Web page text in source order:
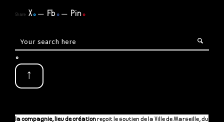
Share X. Fb. Pin.
.
↑
la compagnie, lieu de créationreçoit le soutien de la Ville de Marseille, du